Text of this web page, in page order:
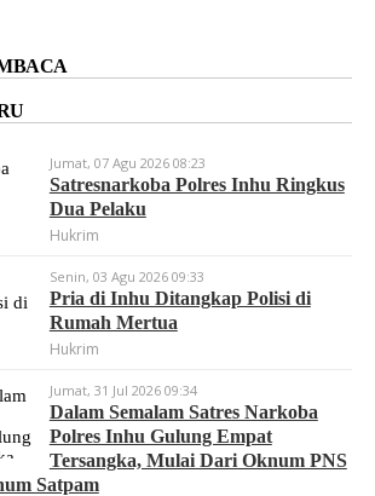
Jumat, 07 Agu 2026 08:23
Satresnarkoba Polres Inhu Ringkus
Dua Pelaku
Hukrim
Senin, 03 Agu 2026 09:33
Pria di Inhu Ditangkap Polisi di
Rumah Mertua
Hukrim
Jumat, 31 Jul 2026 09:34
Dalam Semalam Satres Narkoba
Polres Inhu Gulung Empat
Tersangka, Mulai Dari Oknum PNS
Satpam